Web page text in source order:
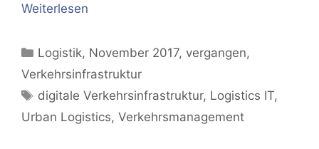
Weiterlesen
Kategorien
Logistik, November 2017, vergangen,
Verkehrsinfrastruktur
Schlagwörter
digitale Verkehrsinfrastruktur, Logistics IT,
Urban Logistics, Verkehrsmanagement